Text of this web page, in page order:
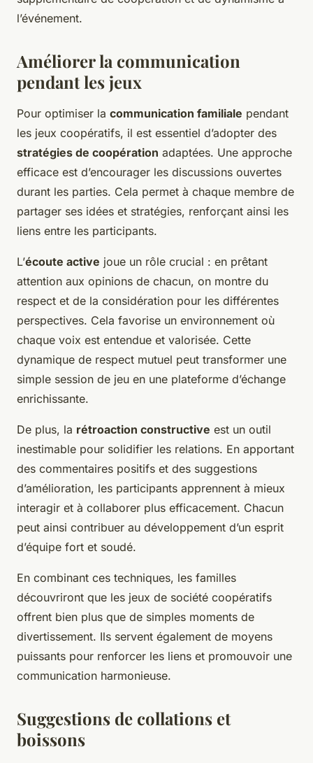
l’événement.
Améliorer la communication
pendant les jeux
Pour optimiser la communication familiale pendant
les jeux coopératifs, il est essentiel d’adopter des
stratégies de coopération adaptées. Une approche
efficace est d’encourager les discussions ouvertes
durant les parties. Cela permet à chaque membre de
partager ses idées et stratégies, renforçant ainsi les
liens entre les participants.
L’écoute active joue un rôle crucial : en prêtant
attention aux opinions de chacun, on montre du
respect et de la considération pour les différentes
perspectives. Cela favorise un environnement où
chaque voix est entendue et valorisée. Cette
dynamique de respect mutuel peut transformer une
simple session de jeu en une plateforme d’échange
enrichissante.
De plus, la rétroaction constructive est un outil
inestimable pour solidifier les relations. En apportant
des commentaires positifs et des suggestions
d’amélioration, les participants apprennent à mieux
interagir et à collaborer plus efficacement. Chacun
peut ainsi contribuer au développement d’un esprit
d’équipe fort et soudé.
En combinant ces techniques, les familles
découvriront que les jeux de société coopératifs
offrent bien plus que de simples moments de
divertissement. Ils servent également de moyens
puissants pour renforcer les liens et promouvoir une
communication harmonieuse.
Suggestions de collations et
boissons